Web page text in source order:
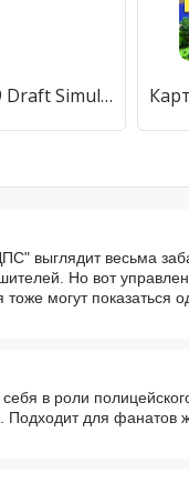
FUT 19 Draft Simulator
выглядит весьма
Но вот
тоже могут
в роли
для фанатов